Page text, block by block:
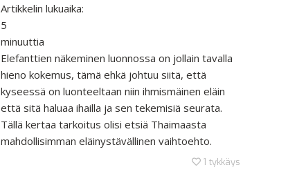
Artikkelin lukuaika:
5
minuuttia
Elefanttien näkeminen luonnossa on jollain tavalla
hieno kokemus, tämä ehkä johtuu siitä, että
kyseessä on luonteeltaan niin ihmismäinen eläin
että sitä haluaa ihailla ja sen tekemisiä seurata.
Tällä kertaa tarkoitus olisi etsiä Thaimaasta
mahdollisimman eläinystävällinen vaihtoehto.
1 tykkäys